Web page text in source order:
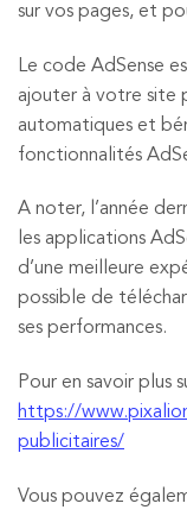
sur vos pages, et
Le code AdSense
ajouter à votre site
automatiques et
fonctionnalités
A noter, l’année
les applications
d’une meilleure
possible de
ses performances.
Pour en savoir plus
https://
publicitaires/
Vous pouvez